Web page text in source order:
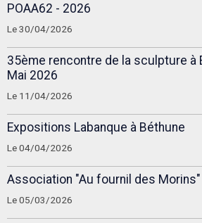
POAA62 - 2026
Le 30/04/2026
35ème rencontre de la sculpture à
Mai 2026
Le 11/04/2026
Expositions Labanque à Béthune
Le 04/04/2026
Association "Au fournil des Morins"
Le 05/03/2026